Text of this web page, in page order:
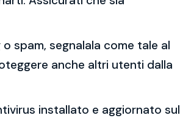
spam, segnalala come tale al
anche altri utenti dalla
installato e aggiornato sul